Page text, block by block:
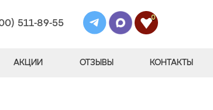
511-89-55
0
АКЦИИ ОТЗЫВЫ КОНТАКТЫ